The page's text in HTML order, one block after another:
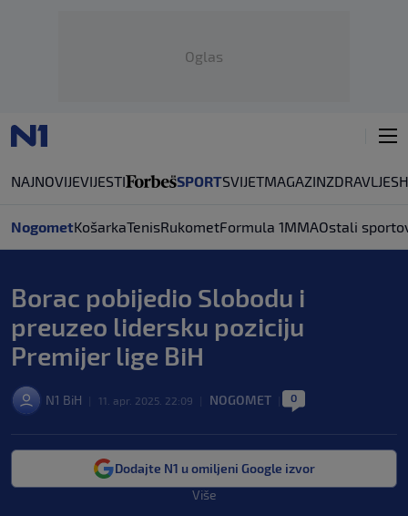
Oglas
NAJNOVIJEVIJESTI SPORTSVIJETMAGAZINZDRAVLJE
NogometKošarkaTenisRukometFormula 1MMAOstali
Borac pobijedio Slobodu i
preuzeo lidersku poziciju
Premijer lige BiH
N1 BiH 11. apr. 2025. 22:09 NOGOMET 0
Dodajte N1 u omiljeni Google izvor
Više